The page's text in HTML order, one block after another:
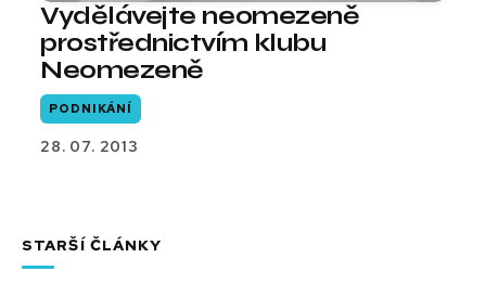
Vydělávejte neomezeně
prostřednictvím klubu
Neomezeně
PODNIKÁNÍ
28. 07. 2013
STARŠÍ ČLÁNKY